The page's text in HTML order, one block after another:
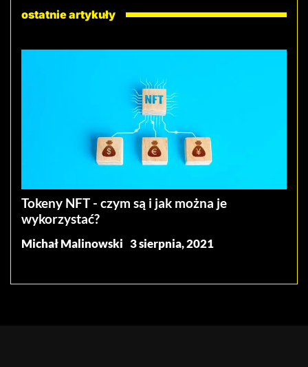
ostatnie artykuły
Tokeny NFT - czym są i jak można je
wykorzystać?
Michał Malinowski 3 sierpnia, 2021